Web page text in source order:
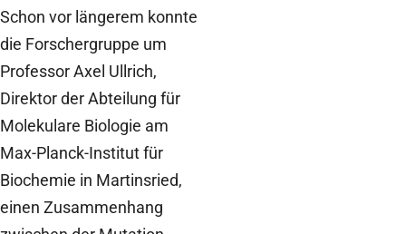
Schon vor längerem konnte
die Forschergruppe um
Professor Axel Ullrich,
Direktor der Abteilung für
Molekulare Biologie am
Max-Planck-Institut für
Biochemie in Martinsried,
einen Zusammenhang